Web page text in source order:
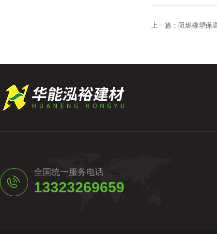
上一篇： 阻燃橡塑保
全国统一服务电话
13323269659